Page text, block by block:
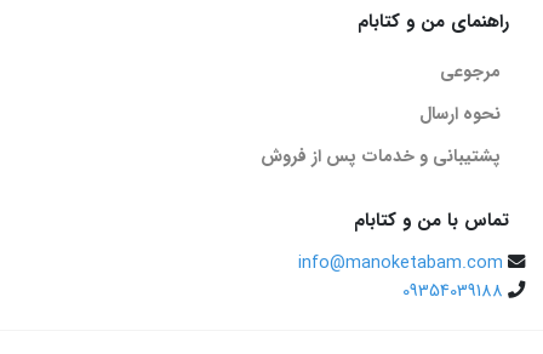
راهنمای من و کتابام
مرجوعی
نحوه ارسال
پشتیبانی و خدمات پس از فروش
تماس با من و کتابام
info@manoketabam.com
09354039188